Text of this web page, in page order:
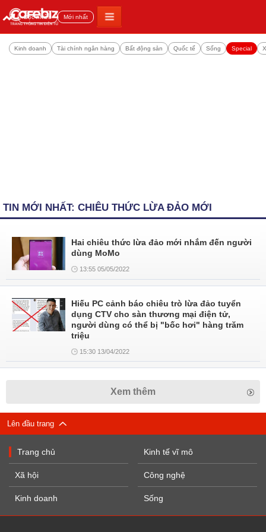
Đọc nhiều Mới nhất
Kinh doanh Tài chính ngân hàng Bất động sản Quốc tế Sống Special
TIN MỚI NHẤT: CHIÊU THỨC LỪA ĐẢO MỚI
Hai chiêu thức lừa đảo mới nhắm đến người
dùng MoMo
13:55 05/05/2022
Hiếu PC cảnh báo chiêu trò lừa đảo tuyển
dụng CTV cho sàn thương mại điện tử,
người dùng có thể bị "bốc hơi" hàng trăm
triệu
15:30 13/04/2022
Xem thêm
Lên đầu trang
Trang chủ
Xã hội
Kinh doanh
Kinh tế vĩ mô
Công nghệ
Sống